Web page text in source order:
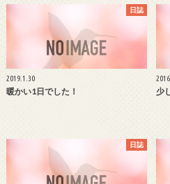
日誌
2019.1.30
暖かい1日でした！ 少
日誌